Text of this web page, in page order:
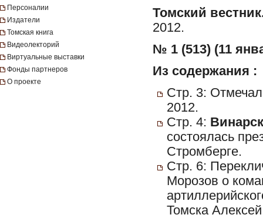
Персоналии
Издатели
Томская книга
Видеолекторий
Виртуальные выставки
Фонды партнеров
О проекте
Томский
2012.
№ 1 (513) (11
Из содержания :
Стр. 3:
2012.
Стр. 4:
состоялась
Стромберге.
Стр. 6:
Морозов о
Томска